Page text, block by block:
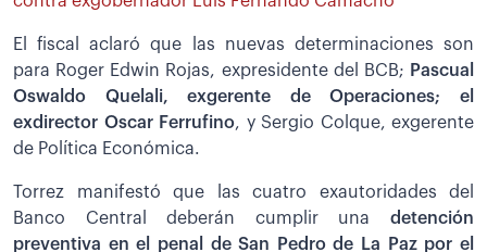
El fiscal aclaró que las nuevas determinaciones son
para Roger Edwin Rojas, expresidente del BCB; Pascual
Oswaldo Quelali, exgerente de Operaciones; el
exdirector Oscar Ferrufino, y Sergio Colque, exgerente
de Política Económica.
Torrez manifestó que las cuatro exautoridades del
Banco Central deberán cumplir una detención
preventiva en el penal de San Pedro de La Paz por el